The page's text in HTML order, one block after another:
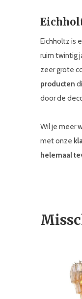
Eichholtz is
ruim twintig
zeer grote
producten
door de
Wil je meer
met onze
helemaal